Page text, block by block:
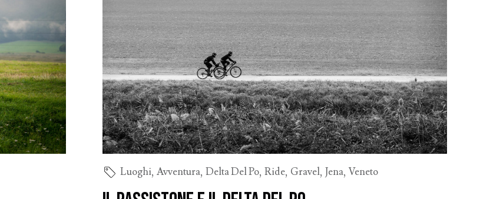
Luoghi,Avventura,Delta Del Po,Ride, Gravel,Jena,Veneto